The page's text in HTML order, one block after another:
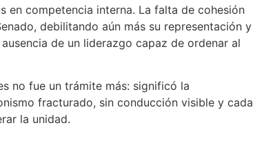
en competencia interna. La falta de cohesión
debilitando aún más su representación y
de un liderazgo capaz de ordenar al
no fue un trámite más: significó la
fracturado, sin conducción visible y cada
la unidad.